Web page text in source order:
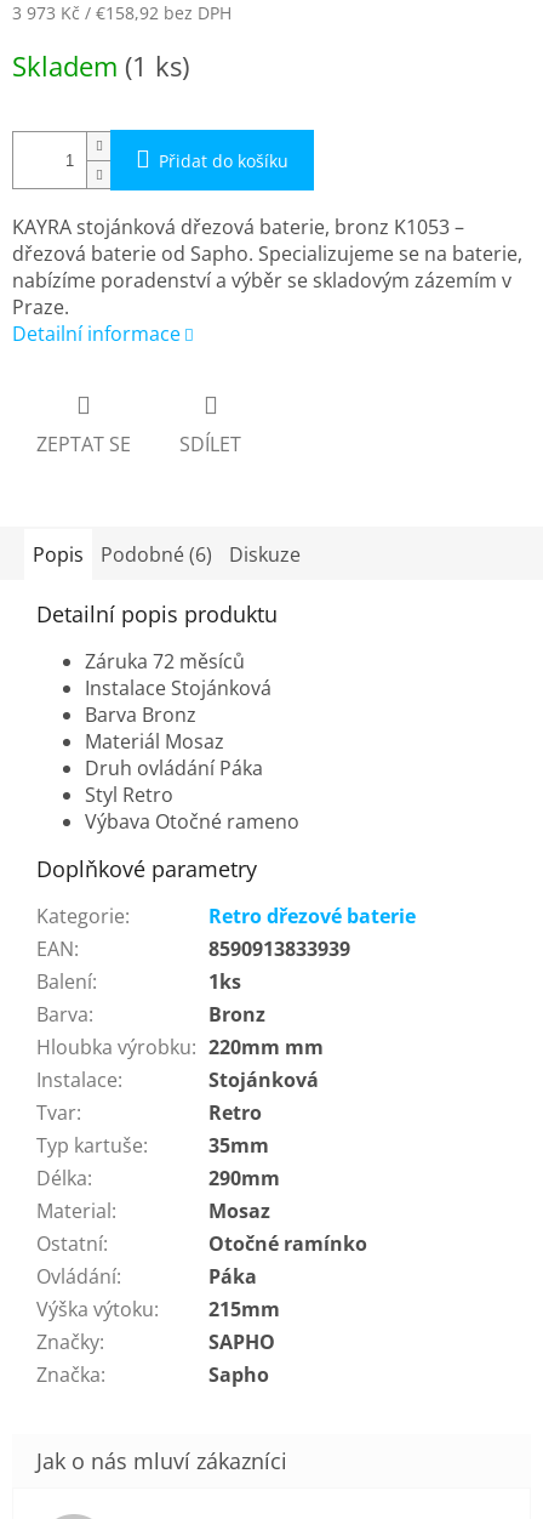
3 973 Kč / €158,92 bez DPH
cena:
Skladem (1 ks)
Přidat do košíku
KAYRA stojánková dřezová baterie, bronz K1053 –
dřezová baterie od Sapho. Specializujeme se na baterie,
nabízíme poradenství a výběr se skladovým zázemím v
Praze.
Detailní informace
ZEPTAT SE SDÍLET
Popis Podobné (6) Diskuze
Detailní popis produktu
Záruka 72 měsíců
Instalace Stojánková
Barva Bronz
Materiál Mosaz
Druh ovládání Páka
Styl Retro
Výbava Otočné rameno
Doplňkové parametry
Kategorie:
Retro dřezové baterie
EAN:
8590913833939
Balení:
1ks
Barva:
Bronz
Hloubka výrobku: 220mm mm
Instalace:
Stojánková
Tvar:
Retro
Typ kartuše:
35mm
Délka:
290mm
Material:
Mosaz
Ostatní:
Otočné ramínko
Ovládání:
Páka
Výška výtoku:
215mm
Značky:
SAPHO
Značka: Sapho